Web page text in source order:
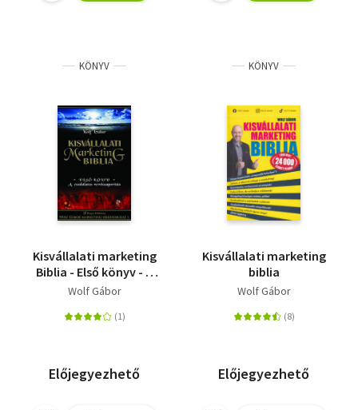
KÖNYV
Kisvállalati marketing
Biblia - Első könyv - A
csodálatos
Wolf Gábor
Előjegyezhető
KÖNYV
Kisvállalati marketing
biblia
Wolf Gábor
Előjegyezhető